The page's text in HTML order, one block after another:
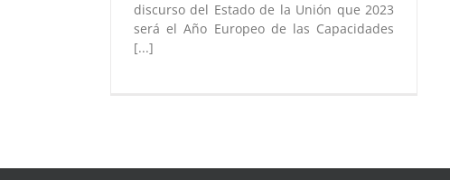
discurso del Estado de la Unión que 2023
será el Año Europeo de las Capacidades
[...]